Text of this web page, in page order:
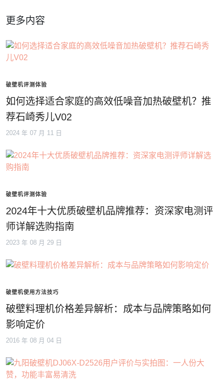
更多内容
破壁机评测体验
如何选择适合家庭的高效低噪音加热破壁机？推
荐石崎秀儿V02
2024 年 07 月 11 日
破壁机评测体验
2024年十大优质破壁机品牌推荐：资深家电测评
师详解选购指南
2023 年 08 月 29 日
破壁机使用方法技巧
破壁料理机价格差异解析：成本与品牌策略如何
影响定价
2016 年 08 月 04 日